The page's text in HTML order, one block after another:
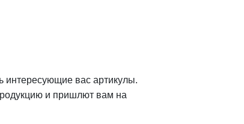
интересующие вас артикулы.
и пришлют вам на